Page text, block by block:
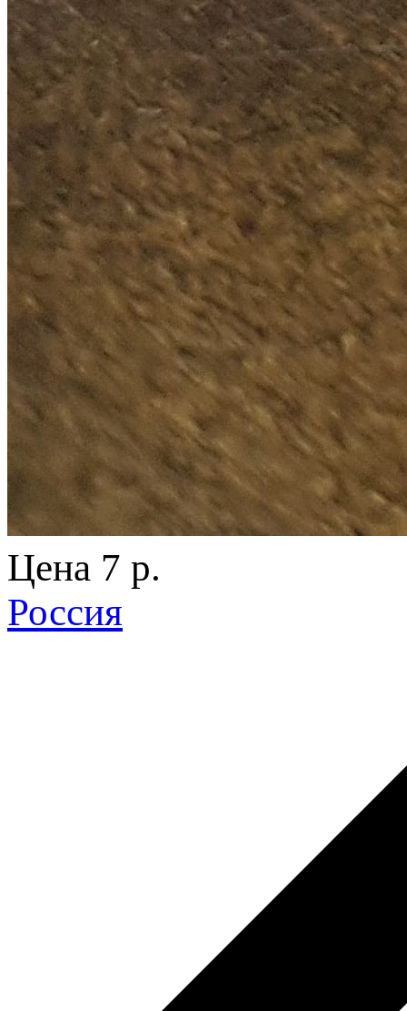
Цена 7 p.
Россия